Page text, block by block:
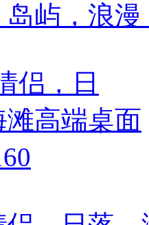
屿，浪